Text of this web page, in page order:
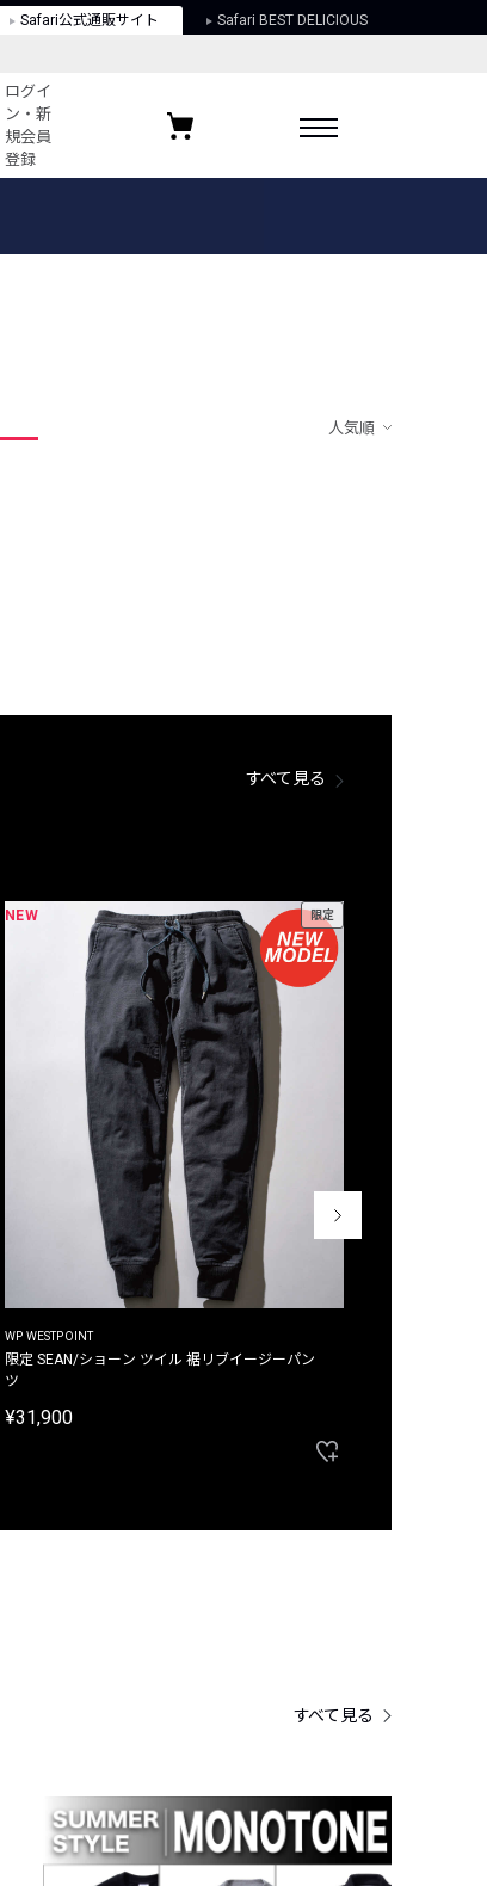
Safari公式通販サイト Safari BEST DELICIOUS
ログイ
ン・新
規会員
登録
お気に入りブランド
人気順
すべて見る
NEW 限定
WP WESTPOINT
限定 SEAN/ショーン ツイル 裾リブイージーパン
ツ
¥31,900
すべて見る